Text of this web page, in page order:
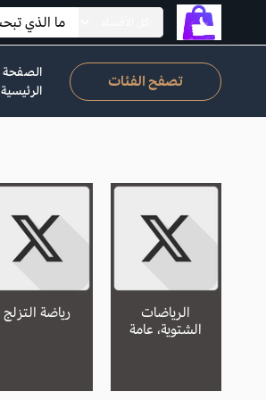
تصفح الفئات
الصفحة
الرئيسية
الرياضات
الشتوية، عامة
رياضة التزلج